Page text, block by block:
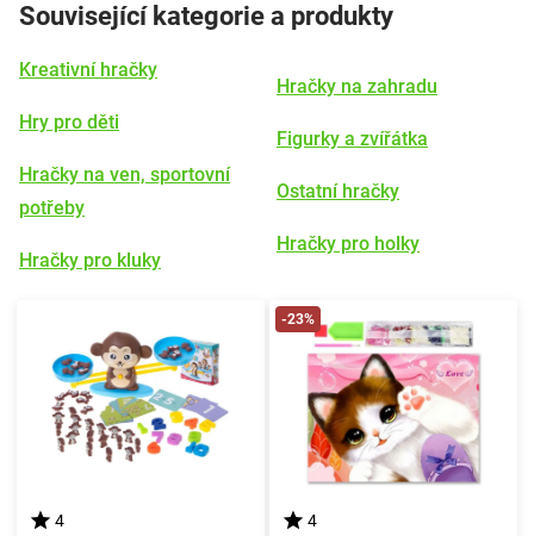
Související kategorie a produkty
Kreativní hračky
Hry pro děti
Hračky na ven, sportovní
potřeby
Hračky pro kluky
Hračky na zahradu
Figurky a zvířátka
Ostatní hračky
Hračky pro holky
4
-23%
4